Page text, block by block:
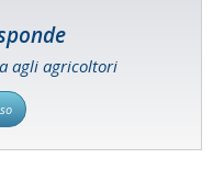
agli agricoltori